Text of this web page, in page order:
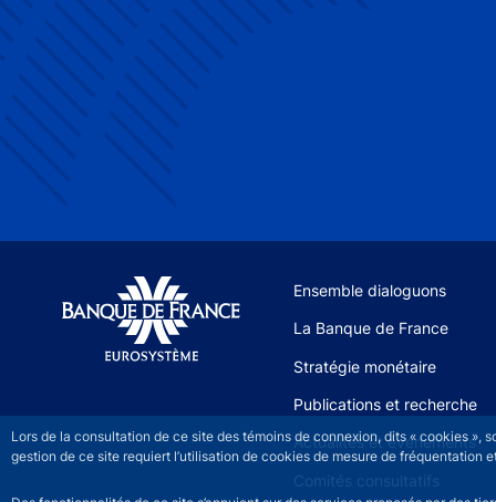
Lors de la consultation de ce site des témoins de connexion, dits « cookies
gestion de ce site requiert l’utilisation de cookies de mesure de
Site navigation
Ensemble dialoguons
La Banque de France
Stratégie monétaire
Publications et recherche
Actualités et événements
Comités consultatifs